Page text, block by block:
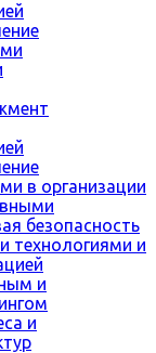
в организации
безопасность
технологиями и
и
и